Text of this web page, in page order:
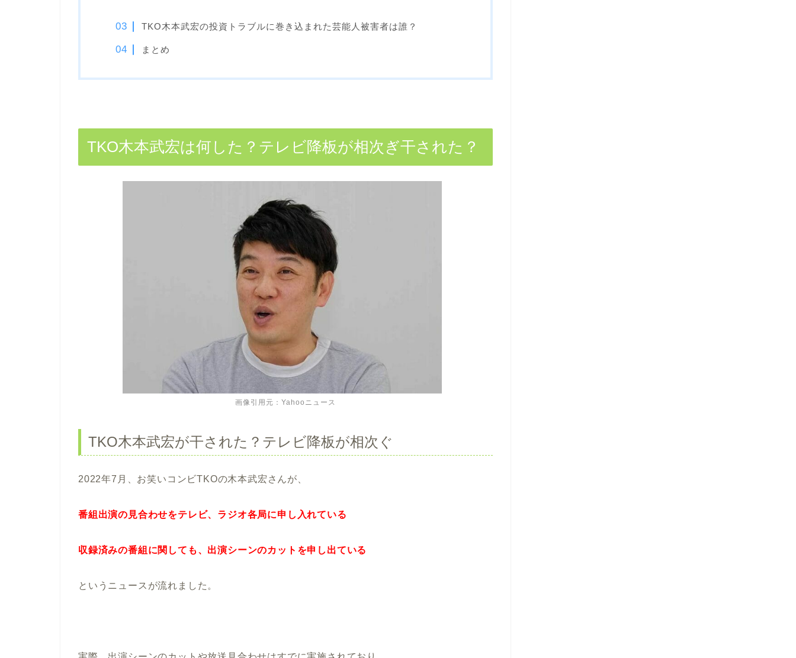
TKO木本武宏の投資トラブルに巻き込まれた芸能人被害者は誰？
まとめ
TKO木本武宏は何した？テレビ降板が相次ぎ干された？
画像引用元：Yahooニュース
TKO木本武宏が干された？テレビ降板が相次ぐ
2022年7月、お笑いコンビTKOの木本武宏さんが、
番組出演の見合わせをテレビ、ラジオ各局に申し入れている
収録済みの番組に関しても、出演シーンのカットを申し出ている
というニュースが流れました。